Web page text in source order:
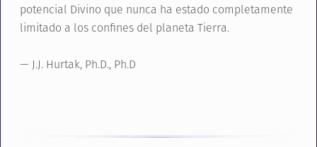
potencial Divino que nunca ha estado completamente
limitado a los confines del planeta Tierra.
— J.J. Hurtak, Ph.D., Ph.D